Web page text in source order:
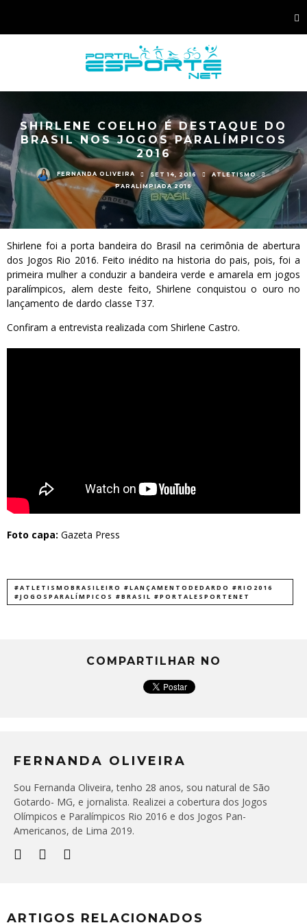
SHIRLENE COELHO É DESTAQUE DO
BRASIL NOS JOGOS PARALÍMPICOS
2016
FERNANDA OLIVEIRA SET 14, 2016
ATLETISMO
PARALÍMPIADA 2016
Shirlene foi a porta bandeira do Brasil na cerimônia de abertura
dos Jogos Rio 2016. Feito inédito na historia do pais, pois, foi a
primeira mulher a conduzir a bandeira verde e amarela em jogos
paralímpicos, alem deste feito, Shirlene conquistou o ouro no
lançamento de dardo classe T37.
Confiram a entrevista realizada com Shirlene Castro.
Foto capa: Gazeta Press
#ATLETISMOBRASILEIRO #LANÇAMENTODEDARDO #RIO2016
#JOGOSPARALÍMPICOS #BRASIL #PORTALESPORTENET
COMPARTILHAR NO
FERNANDA OLIVEIRA
Sou Fernanda Oliveira, tenho 28 anos, sou natural de São
Gotardo- MG, e jornalista. Realizei a cobertura dos Jogos
Olímpicos e Paralímpicos Rio 2016 e dos Jogos Pan-
Americanos, de Lima 2019.
ARTIGOS RELACIONADOS